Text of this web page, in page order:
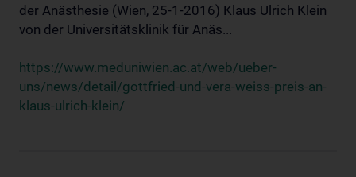
der Anästhesie (Wien, 25-1-2016) Klaus Ulrich Klein
von der Universitätsklinik für Anäs...
https://www.meduniwien.ac.at/web/ueber-
uns/news/detail/gottfried-und-vera-weiss-preis-an-
klaus-ulrich-klein/